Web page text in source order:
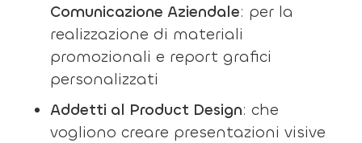
Comunicazione Aziendale: per la
realizzazione di materiali
promozionali e report grafici
personalizzati
Addetti al Product Design: che
vogliono creare presentazioni visive